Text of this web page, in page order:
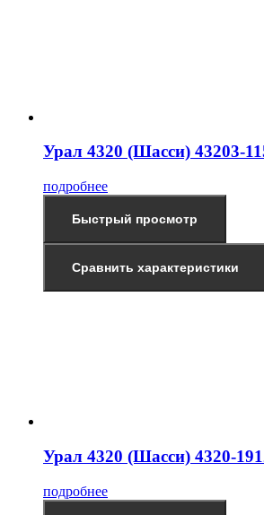
Урал 4320 (Шасси) 43203-
подробнее
Быстрый просмотр
Сравнить характеристики
Урал 4320 (Шасси) 4320-
подробнее